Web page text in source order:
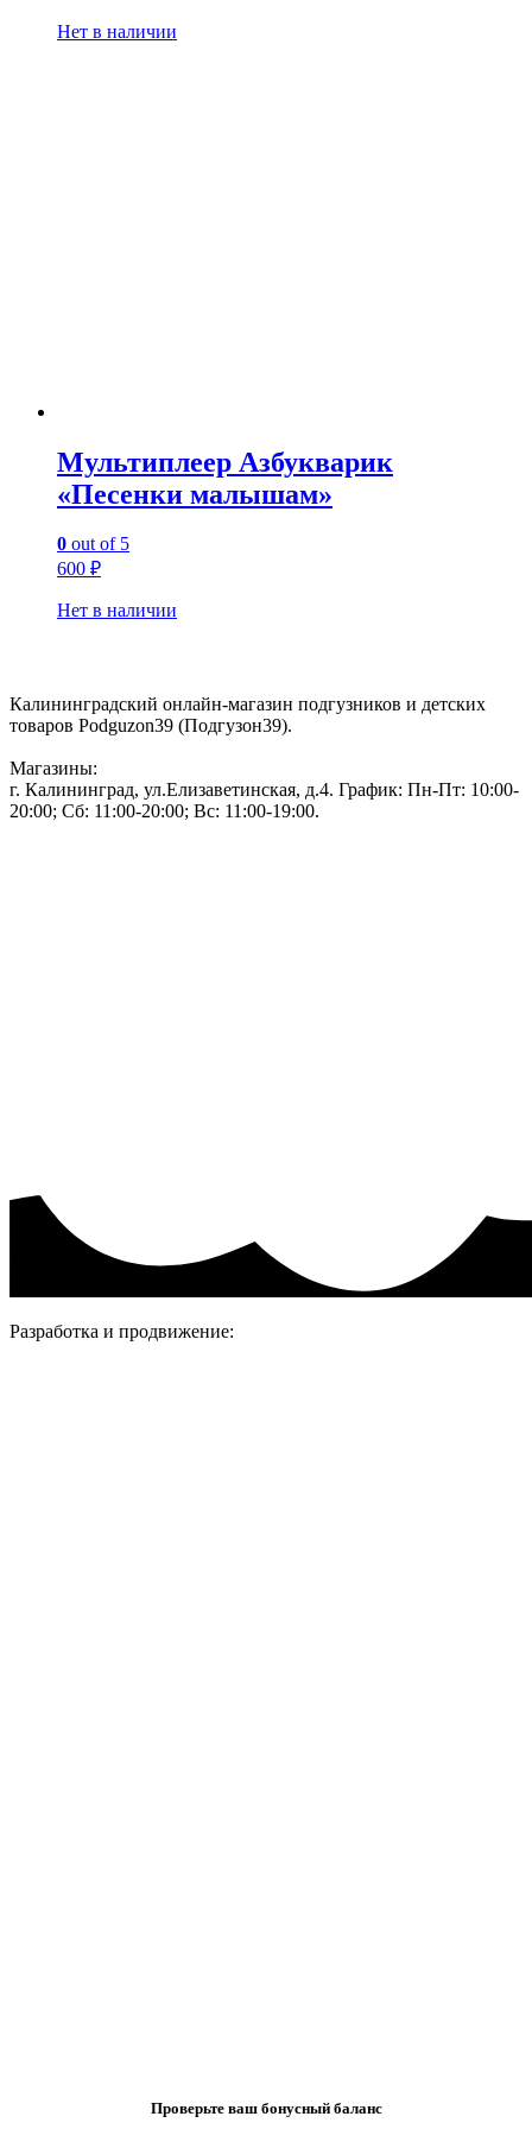
Нет в наличии
Мультиплеер Азбукварик
«Песенки малышам»
0 out of 5
600 ₽
Нет в наличии
Калининградский онлайн-магазин подгузников и детских
товаров Podguzon39 (Подгузон39).
Магазины:
г. Калининград, ул.Елизаветинская, д.4. График: Пн-Пт: 10:00-
20:00; Сб: 11:00-20:00; Вс: 11:00-19:00.
Разработка и продвижение:
Проверьте ваш бонусный баланс